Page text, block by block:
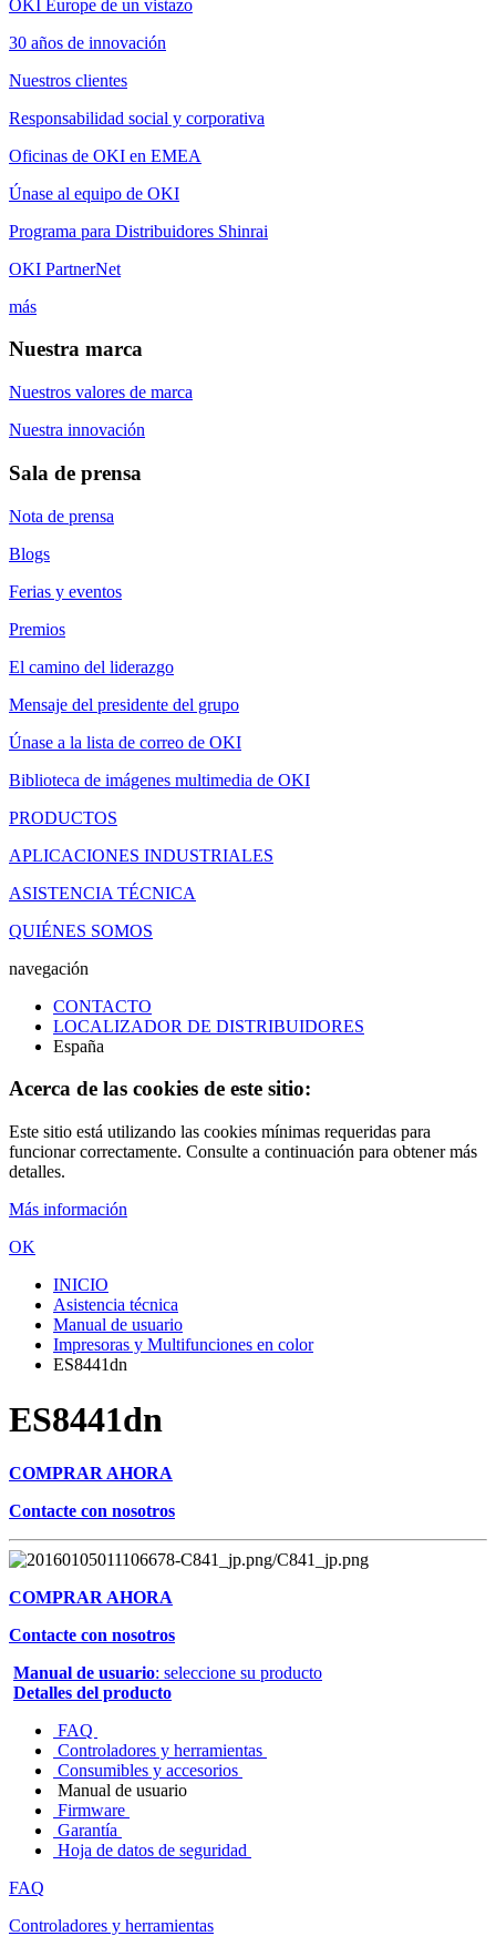
OKI Europe de un vistazo
30 años de innovación
Nuestros clientes
Responsabilidad social y corporativa
Oficinas de OKI en EMEA
Únase al equipo de OKI
Programa para Distribuidores Shinrai
OKI PartnerNet
más
Nuestra marca
Nuestros valores de marca
Nuestra innovación
Sala de prensa
Nota de prensa
Blogs
Ferias y eventos
Premios
El camino del liderazgo
Mensaje del presidente del grupo
Únase a la lista de correo de OKI
Biblioteca de imágenes multimedia de OKI
PRODUCTOS
APLICACIONES INDUSTRIALES
ASISTENCIA TÉCNICA
QUIÉNES SOMOS
navegación
CONTACTO
LOCALIZADOR DE DISTRIBUIDORES
España
Acerca de las cookies de este sitio:
Este sitio está utilizando las cookies mínimas requeridas para
funcionar correctamente. Consulte a continuación para obtener más
detalles.
Más información
OK
INICIO
Asistencia técnica
Manual de usuario
Impresoras y Multifunciones en color
ES8441dn
ES8441dn
COMPRAR AHORA
Contacte con nosotros
COMPRAR AHORA
Contacte con nosotros
Manual de usuario: seleccione su producto
Detalles del producto
FAQ
Controladores y herramientas
Consumibles y accesorios
Manual de usuario
Firmware
Garantía
Hoja de datos de seguridad
FAQ
Controladores y herramientas